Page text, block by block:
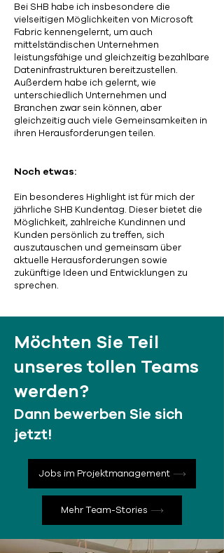
Bei SHB habe ich insbesondere die
vielseitigen Möglichkeiten von Microsoft
Fabric kennengelernt, um auch
mittelständischen Unternehmen
leistungsfähige und gleichzeitig bezahlbare
Dateninfrastrukturen bereitzustellen.
Außerdem habe ich gelernt, wie
unterschiedlich Unternehmen und
Branchen zwar sein können, aber
gleichzeitig auch viele Gemeinsamkeiten in
ihren Herausforderungen teilen.
Noch etwas:
​Ein besonderes Highlight ist für mich der
jährliche SHB Kundentag. Dieser bietet die
Möglichkeit, zahlreiche Kundinnen und
Kunden persönlich zu treffen, sich
auszutauschen und gemeinsam über
aktuelle Herausforderungen sowie
zukünftige Ideen und Entwicklungen zu
sprechen.
Möchten Sie Teil
unseres tollen Teams
werden?
Dann bewerben Sie sich
jetzt!
Jobs im Projektmanagement
Mehr Team-Stories